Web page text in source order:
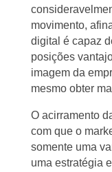
movimento,
digital é capaz
posições
imagem da
mesmo obter
O acirramento
com que o
somente uma
uma estratégia